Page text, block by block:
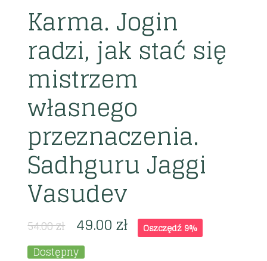
Karma. Jogin
radzi, jak stać się
mistrzem
własnego
przeznaczenia.
Sadhguru Jaggi
Vasudev
54.00zł 49.00zł Oszczędź 9%
Dostępny